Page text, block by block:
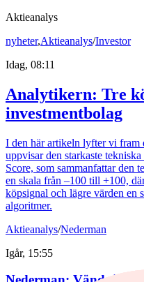
Aktieanalys
nyheter,Aktieanalys/Investor
Idag, 08:11
Analytikern: Tre
investmentbolag
I den här artikeln lyfter vi fram
uppvisar den starkaste
Score, som sammanfattar den
en skala från –100 till +100,
köpsignal och lägre värden en
algoritmer.
Aktieanalys/Nederman
Igår, 15:55